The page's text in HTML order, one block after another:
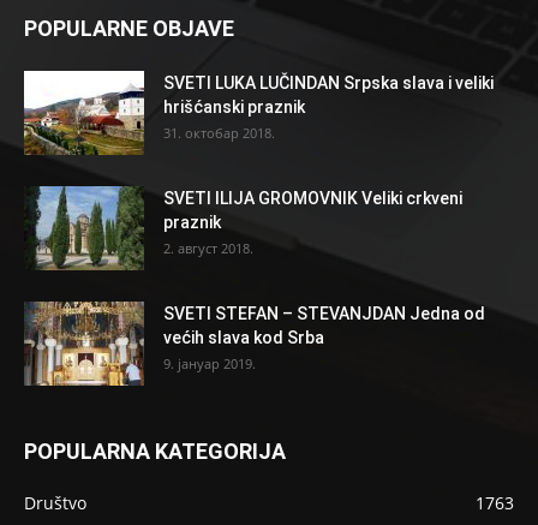
POPULARNE OBJAVE
SVETI LUKA LUČINDAN Srpska slava i veliki
hrišćanski praznik
31. октобар 2018.
SVETI ILIJA GROMOVNIK Veliki crkveni
praznik
2. август 2018.
SVETI STEFAN – STEVANJDAN Jedna od
većih slava kod Srba
9. јануар 2019.
POPULARNA KATEGORIJA
Društvo
1763